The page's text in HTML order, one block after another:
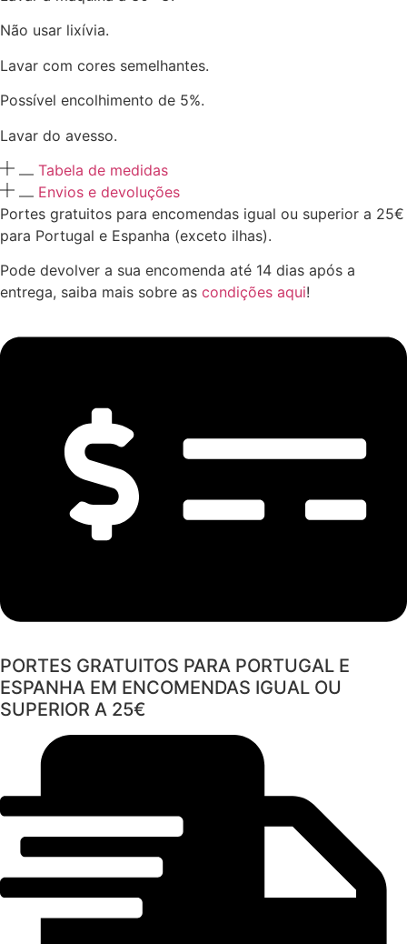
Não usar lixívia.
Lavar com cores semelhantes.
Possível encolhimento de 5%.
Lavar do avesso.
Tabela de medidas
Envios e devoluções
Portes gratuitos para encomendas igual ou superior a 25€
para Portugal e Espanha (exceto ilhas).
Pode devolver a sua encomenda até 14 dias após a
entrega, saiba mais sobre as condições aqui!
PORTES GRATUITOS PARA PORTUGAL E
ESPANHA EM ENCOMENDAS IGUAL OU
SUPERIOR A 25€